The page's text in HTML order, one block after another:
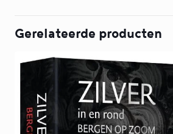
Gerelateerde producten